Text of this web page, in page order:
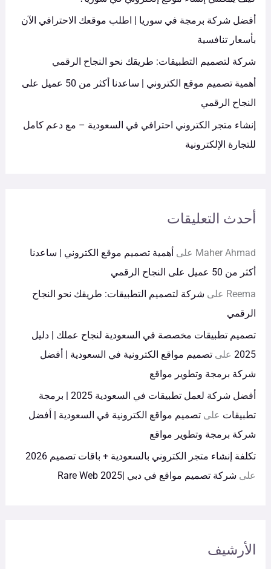
ن
:أفضل شركة برمجة في سوريا | اطلب موقعك الاحترافي الآن
بأسعار تنافسية
شركة لتصميم التطبيقات: طريقك نحو النجاح الرقمي
أهمية تصميم موقع الكتروني | ساعدنا أكثر من 50 عميل على
النجاح الرقمي
إنشاء متجر الكتروني احترافي في السعودية – مع دعم كامل
للتجارة الإلكترونية
أحدث التعليقات
Maher Ahmad على أهمية تصميم موقع الكتروني | ساعدنا
أكثر من 50 عميل على النجاح الرقمي
Reema على شركة لتصميم التطبيقات: طريقك نحو النجاح
الرقمي
تصميم تطبيقات مخصصة في السعودية لنجاح عملك | دليل
2025 علىتصميم مواقع الكترونية في السعودية | أفضل
شركة برمجة وتطوير مواقع
أفضل شركة لعمل تطبيقات في السعودية 2025 | برمجة
تطبيقات علىتصميم مواقع الكترونية في السعودية | أفضل
شركة برمجة وتطوير مواقع
تكلفة إنشاء متجر الكتروني بالسعودية + باقات تصميم 2026
على شركة تصميم مواقع في دبي |Rare Web 2025
الأرشيف